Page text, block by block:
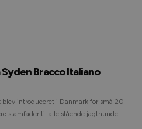
Bracco Italiano
introduceret i Danmark for små 20
stamfader til alle stående jagthunde.